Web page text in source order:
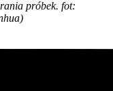
próbek. fot: